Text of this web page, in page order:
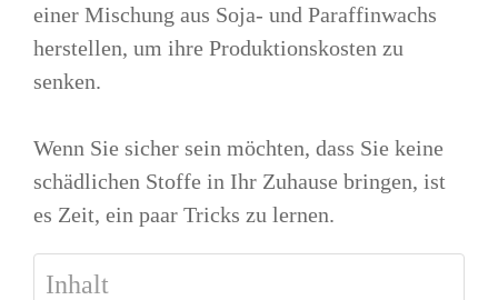
einer Mischung aus Soja- und Paraffinwachs
herstellen, um ihre Produktionskosten zu
senken.
Wenn Sie sicher sein möchten, dass Sie keine
schädlichen Stoffe in Ihr Zuhause bringen, ist
es Zeit, ein paar Tricks zu lernen.
Inhalt